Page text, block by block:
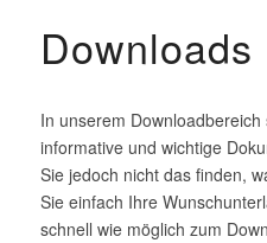
Downloads
In unserem
informative und wichtige
Sie jedoch nicht das finden,
Sie einfach Ihre
schnell wie möglich zum